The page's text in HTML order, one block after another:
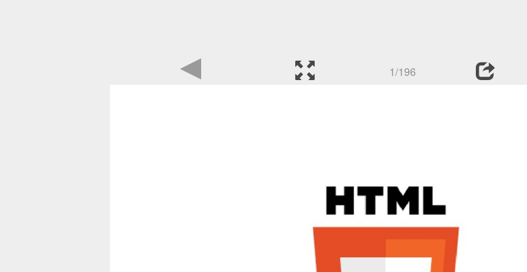
1/196